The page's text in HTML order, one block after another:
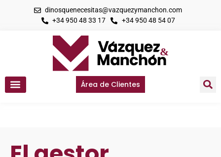
dinosquenecesitas@vazquezymanchon.com
+34 950 48 33 17
+34 950 48 54 07
Área de Clientes